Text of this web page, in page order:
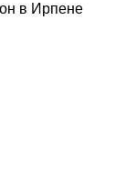
в Ирпене